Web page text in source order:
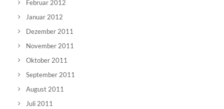
Februar 2012
Januar 2012
Dezember 2011
November 2011
Oktober 2011
September 2011
August 2011
Juli 2011